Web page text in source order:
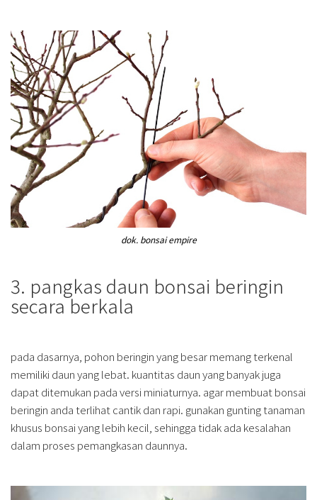
dok. bonsai empire
3. pangkas daun bonsai beringin
secara berkala
pada dasarnya, pohon beringin yang besar memang terkenal
memiliki daun yang lebat. kuantitas daun yang banyak juga
dapat ditemukan pada versi miniaturnya. agar membuat bonsai
beringin anda terlihat cantik dan rapi. gunakan gunting tanaman
khusus bonsai yang lebih kecil, sehingga tidak ada kesalahan
dalam proses pemangkasan daunnya.